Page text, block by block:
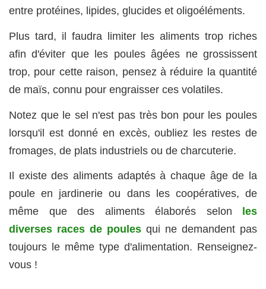
entre protéines, lipides, glucides et oligoéléments.
Plus tard, il faudra limiter les aliments trop riches
afin d'éviter que les poules âgées ne grossissent
trop, pour cette raison, pensez à réduire la quantité
de maïs, connu pour engraisser ces volatiles.
Notez que le sel n'est pas très bon pour les poules
lorsqu'il est donné en excès, oubliez les restes de
fromages, de plats industriels ou de charcuterie.
Il existe des aliments adaptés à chaque âge de la
poule en jardinerie ou dans les coopératives, de
même que des aliments élaborés selon
les
diverses races de poules qui ne demandent pas
toujours le même type d'alimentation. Renseignez-
vous !